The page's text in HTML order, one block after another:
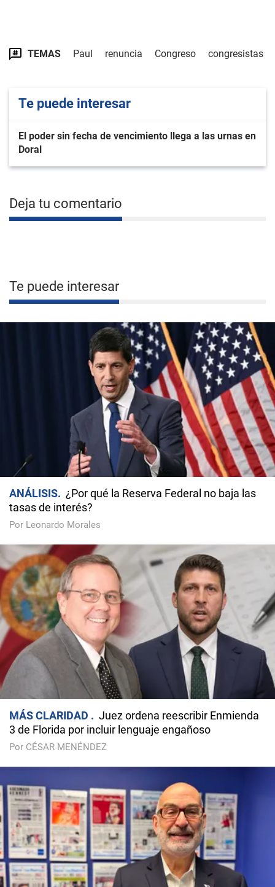
TEMAS Paul renuncia Congreso congresistas
Te puede interesar
El poder sin fecha de vencimiento llega a las urnas en
Doral
Deja tu comentario
Te puede interesar
ANÁLISIS
¿Por qué la Reserva Federal no baja las
tasas de interés?
Por Leonardo Morales
MÁS CLARIDAD
Juez ordena reescribir Enmienda
3 de Florida por incluir lenguaje engañoso
Por CÉSAR MENÉNDEZ